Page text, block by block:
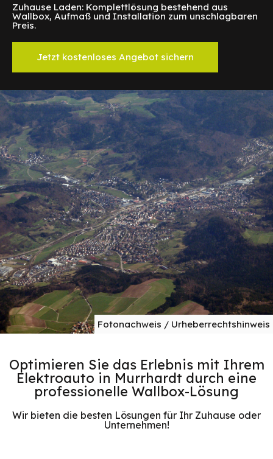
Zuhause Laden: Komplettlösung bestehend aus
Wallbox, Aufmaß und Installation zum unschlagbaren
Preis.
Jetzt kostenloses Angebot sichern
Fotonachweis / Urheberrechtshinweis
Optimieren Sie das Erlebnis mit Ihrem
Elektroauto in Murrhardt durch eine
professionelle Wallbox-Lösung
Wir bieten die besten Lösungen für Ihr Zuhause oder
Unternehmen!